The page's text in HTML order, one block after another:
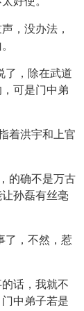
，没办法，
了，除在武道
可是门中弟
着洪宇和上官
的确不是万古
孙磊有丝毫
了，不然，惹
话，我就不
中弟子若是